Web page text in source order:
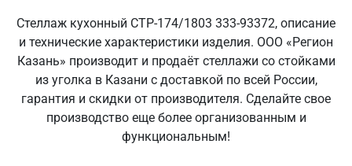
Стеллаж кухонный СТР-174/1803 333-93372, описание
и технические характеристики изделия. ООО «Регион
Казань» производит и продаёт стеллажи со стойками
из уголка в Казани с доставкой по всей России,
гарантия и скидки от производителя. Сделайте свое
производство еще более организованным и
функциональным!